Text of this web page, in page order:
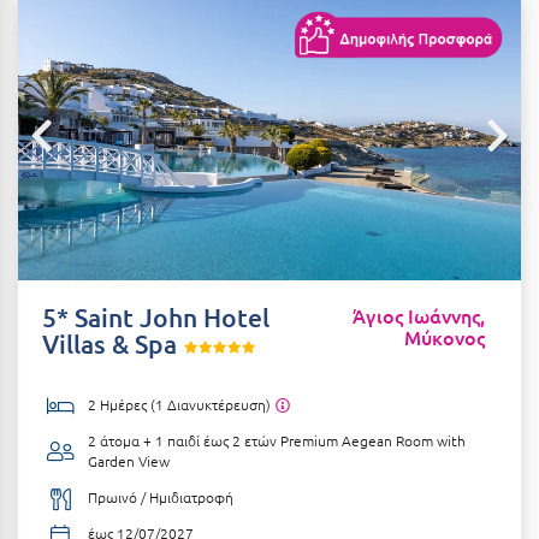
Αλεξανδρούπολη
Αλισσός Αχαΐας
Αλόννησος
Αμαλιάδα
Αμάρυνθος
Αμφίκλεια
Αράχωβα
Διαμονή Μόνο
Πρωινό
Ημιδιατροφή
Ημιδιατροφή + Ποτά
Πλήρης Διατροφή
Ένα Γεύμα
ΤΎΠΟΣ ΚΑΤΑΛΎΜΑΤΟΣ
Ξενοδοχεία 1 Αστέρι
Ξενοδοχεία 2 Αστέρων
5* Saint John Hotel
Villas & Spa
Άγιος Ιωάννης,
Μύκονος
2 Ημέρες (1 Διανυκτέρευση)
2 άτομα + 1 παιδί έως 2 ετών Premium Aegean Room with
Garden View
Πρωινό / Ημιδιατροφή
έως 12/07/2027